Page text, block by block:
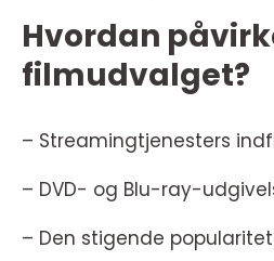
Hvordan
filmudvalget?
– Streamingtjenesters
– DVD- og Blu-ray-
– Den stigende